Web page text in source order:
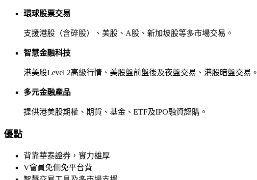
環球股票交易
支援港股（含碎股）、美股、A股、新加坡股等多市場交易。
智慧金融科技
港美股Level 2高級行情、美股盤前盤後及夜盤交易、港股暗盤交易。
多元金融產品
提供港美股期權、期貨、基金、ETF及IPO融資認購。
優點
背靠華泰證券，實力雄厚
V會員免佣免平台費